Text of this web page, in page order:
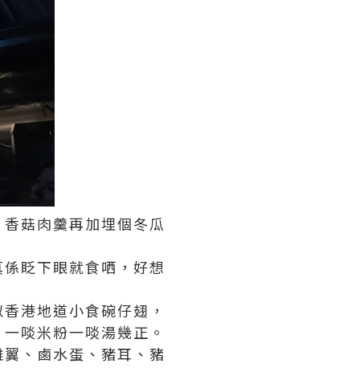
菇肉羹再加埋個冬瓜
眨下眼就食哂，好想
港地道小食碗仔翅，
啖米粉一啖湯幾正。
、鹵水蛋、豬耳、豬